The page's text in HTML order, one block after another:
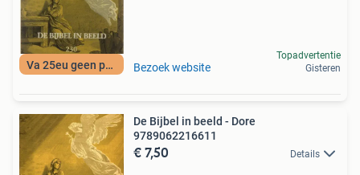
Va 25eu geen porto Bezoek website
Topadvertentie
Gisteren
De Bijbel in beeld - Dore
9789062216611
€ 7,50 Details